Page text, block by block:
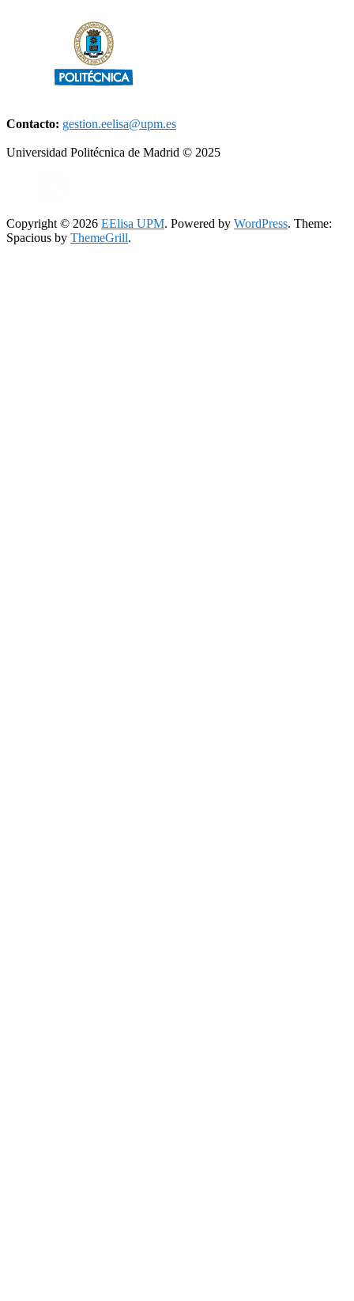
Contacto: gestion.eelisa@upm.es
Universidad Politécnica de Madrid © 2025
Copyright © 2026 EElisa UPM. Powered by WordPress. Theme:
Spacious by ThemeGrill.